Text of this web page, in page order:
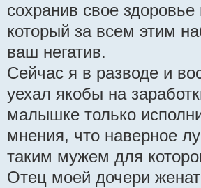
сохранив свое
который за всем этим
ваш негатив.
Сейчас я в разводе и
уехал якобы на
малышке только
мнения, что наверное
таким мужем для
Отец моей дочери